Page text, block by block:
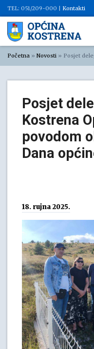
TEL: 051/209-000 | Kontakti
Početna » Novosti » Posjet delegacije
Posjet
Kostrena
povodom
Dana
18. rujna 2025.